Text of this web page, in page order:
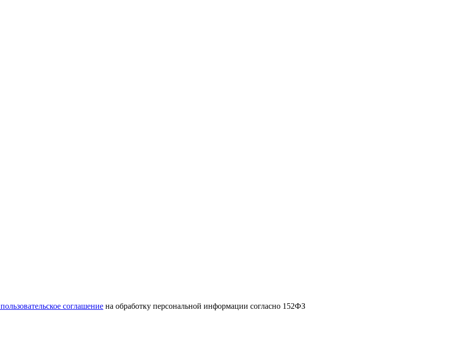
пользовательское соглашение на обработку персональной информации согласно 152ФЗ